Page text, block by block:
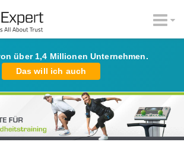
über 1,4 Millionen Unternehmen.
Das will ich auch